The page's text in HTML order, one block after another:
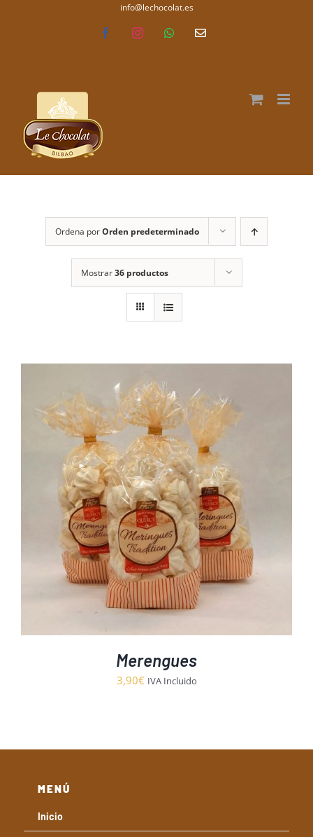
info@lechocolat.es
FacebookInstagramWhatsAppCorreo
Ordena porOrden predeterminado
Mostrar36 productos
Merengues
3,90€ IVA Incluido
MENÚ
Inicio